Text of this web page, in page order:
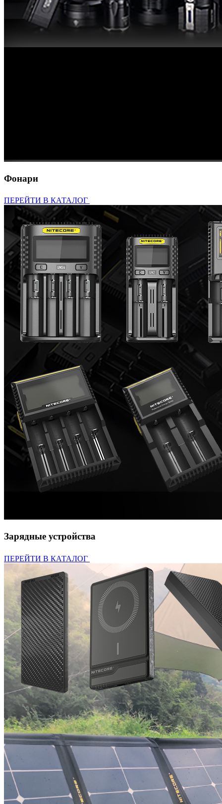
Фонари
ПЕРЕЙТИ В КАТАЛОГ
Зарядные устройства
ПЕРЕЙТИ В КАТАЛОГ